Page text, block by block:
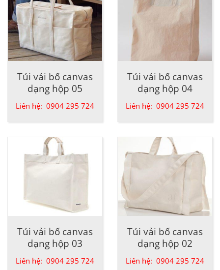
Túi vải bố canvas
dạng hộp 05
Liên hệ: 0904 295 724
Túi vải bố canvas
dạng hộp 04
Liên hệ: 0904 295 724
Túi vải bố canvas
dạng hộp 03
Liên hệ: 0904 295 724
Túi vải bố canvas
dạng hộp 02
Liên hệ: 0904 295 724